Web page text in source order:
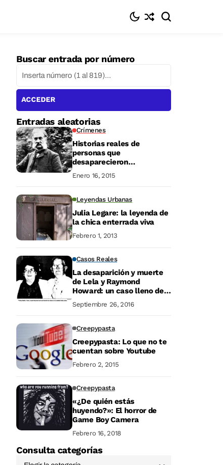
Buscar entrada por número
ACCEDER
Entradas aleatorias
Crímenes
Historias reales de
personas que
desaparecieron
misteriosamente. Parte 3
Enero 16, 2015
Leyendas Urbanas
Julia Legare: la leyenda de
la chica enterrada viva
Febrero 1, 2013
Casos Reales
La desaparición y muerte
de Lela y Raymond
Howard: un caso lleno de
incógnitas
Septiembre 26, 2016
Creepypasta
Creepypasta: Lo que no te
cuentan sobre Youtube
Febrero 2, 2015
Creepypasta
«¿De quién estás
huyendo?»: El horror de
Game Boy Camera
Febrero 16, 2018
Consulta categorías